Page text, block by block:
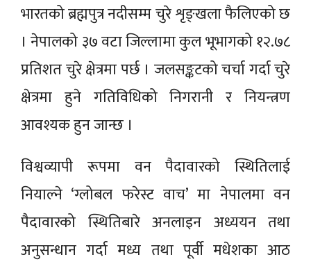
भारतको ब्रह्मपुत्र नदीसम्म चुरे शृङ्खला फैलिएको छ
। नेपालको ३७ वटा जिल्लामा कुल भूभागको १२.७८
प्रतिशत चुरे क्षेत्रमा पर्छ । जलसङ्कटको चर्चा गर्दा चुरे
क्षेत्रमा हुने गतिविधिको निगरानी र नियन्त्रण
आवश्यक हुन जान्छ ।
विश्वव्यापी रूपमा वन पैदावारको स्थितिलाई
नियाल्ने ‘ग्लोबल फरेस्ट वाच’ मा नेपालमा वन
पैदावारको स्थितिबारे अनलाइन अध्ययन तथा
अनुसन्धान गर्दा मध्य तथा पूर्वी मधेशका आठ